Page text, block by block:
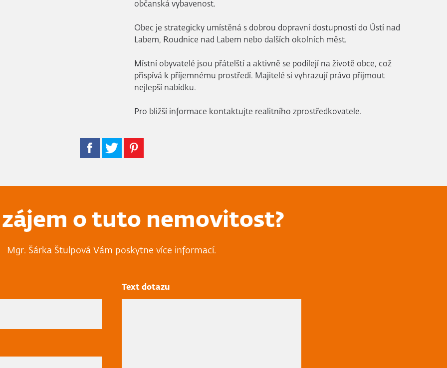
občanská vybavenost.
Obec je strategicky umístěná s dobrou dopravní dostupností do Ústí nad
Labem, Roudnice nad Labem nebo dalších okolních měst.
Místní obyvatelé jsou přátelští a aktivně se podílejí na životě obce, což
přispívá k příjemnému prostředí. Majitelé si vyhrazují právo přijmout
nejlepší nabídku.
Pro bližší informace kontaktujte realitního zprostředkovatele.
o tuto nemovitost?
Mgr. Šárka Štulpová Vám poskytne více informací.
Text dotazu